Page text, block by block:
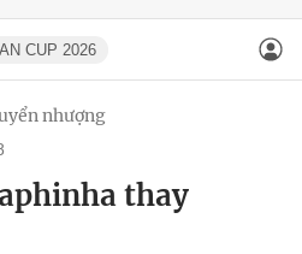
CUP 2026
nhượng
thay